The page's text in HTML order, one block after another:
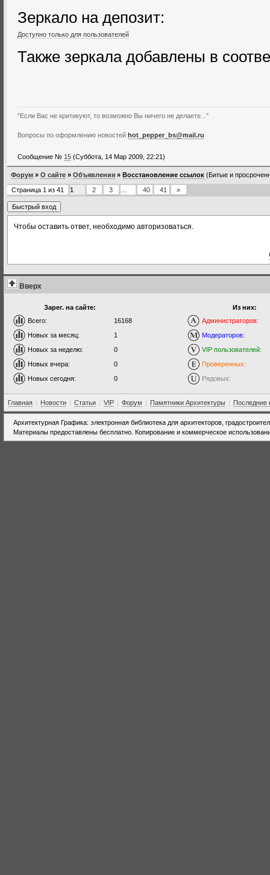
Зеркало на депозит:
Доступно только для пользователей
Также зеркала добавлены в
"Если Вас не критикуют, то возможно Вы ничего не делаете..."
Вопросы по оформлению новостей hot_pepper_bs@mail.ru
Сообщение № 15 (Суббота, 14 Мар 2009, 22:21)
Форум » О сайте » Объявления » Восстановление ссылок (Битые и
Страница 1 из 41 1 2 3 40 41 »
Чтобы оставить ответ, необходимо авторизоваться.
Вверх
Зарег. на сайте:
Всего:
16168
Новых за месяц:
1
Новых за неделю:
0
Новых вчера:
0
Новых сегодня:
0
Из них:
Администраторов:
Модераторов:
VIP пользователей:
Проверенных:
Рядовых:
Главная | Новости | Статьи | VIP | Форум | Памятники Архитектуры | Последние
Архитектурная Графика: электронная библиотека для архитекторов,
Материалы предоставлены бесплатно. Копирование и коммерческое